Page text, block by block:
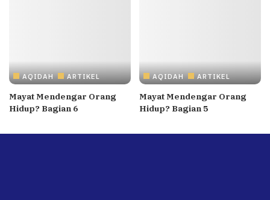
AQIDAH ARTIKEL
Mayat Mendengar Orang
Hidup? Bagian 6
AQIDAH ARTIKEL
Mayat Mendengar Orang
Hidup? Bagian 5